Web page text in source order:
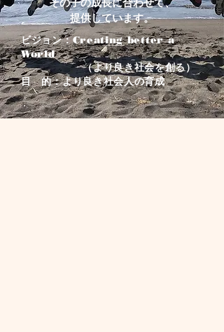
提供しています。
ビジョン：Creating better a
World
（より良き社会を創る）
目 的：より良き社会人の育成